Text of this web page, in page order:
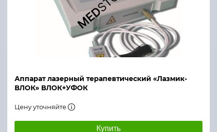
Аппарат лазерный терапевтический «Лазмик-
ВЛОК» ВЛОК+УФОК
Цену уточняйте
Купить